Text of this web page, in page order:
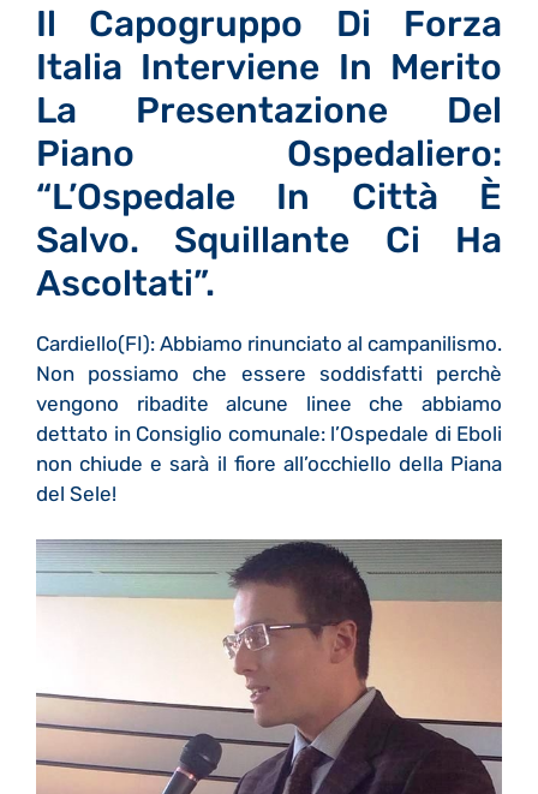
Il Capogruppo Di Forza
Italia Interviene In Merito
La Presentazione Del
Piano Ospedaliero:
“L’Ospedale In Città È
Salvo. Squillante Ci Ha
Ascoltati”.
Cardiello(FI): Abbiamo rinunciato al campanilismo.
Non possiamo che essere soddisfatti perchè
vengono ribadite alcune linee che abbiamo
dettato in Consiglio comunale: l’Ospedale di Eboli
non chiude e sarà il fiore all’occhiello della Piana
del Sele!